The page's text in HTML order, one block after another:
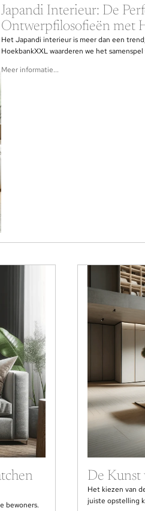
Japandi Interieur: De
Ontwerpfilosofieën met
Het Japandi interieur is meer dan een
HoekbankXXL waarderen we het
Meer informatie...
bewoners.
De Kunst
Het kiezen van
juiste opstelling